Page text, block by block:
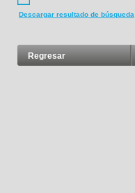
Descargar resultado de búsqueda
Regresar